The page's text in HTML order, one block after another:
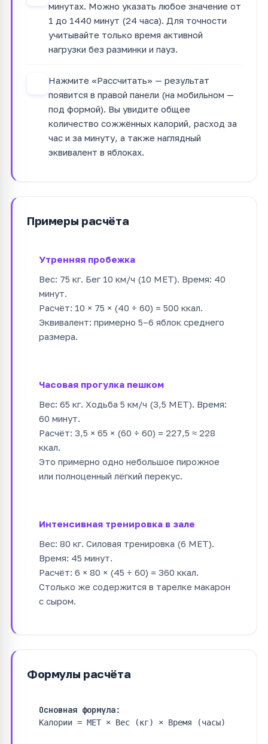
минутах. Можно указать любое значение от
1 до 1440 минут (24 часа). Для точности
учитывайте только время активной
нагрузки без разминки и пауз.
Нажмите «Рассчитать» — результат
появится в правой панели (на мобильном —
под формой). Вы увидите общее
количество сожжённых калорий, расход за
час и за минуту, а также наглядный
эквивалент в яблоках.
Примеры расчёта
Утренняя пробежка
Вес: 75 кг. Бег 10 км/ч (10 MET). Время: 40
минут.
Расчёт: 10 × 75 × (40 ÷ 60) = 500 ккал.
Эквивалент: примерно 5–6 яблок среднего
размера.
Часовая прогулка пешком
Вес: 65 кг. Ходьба 5 км/ч (3,5 MET). Время:
60 минут.
Расчёт: 3,5 × 65 × (60 ÷ 60) = 227,5 ≈ 228
ккал.
Это примерно одно небольшое пирожное
или полноценный лёгкий перекус.
Интенсивная тренировка в зале
Вес: 80 кг. Силовая тренировка (6 MET).
Время: 45 минут.
Расчёт: 6 × 80 × (45 ÷ 60) = 360 ккал.
Столько же содержится в тарелке макарон
с сыром.
Формулы расчёта
Основная формула:
Калории = MET × Вес (кг) × Время (часы)